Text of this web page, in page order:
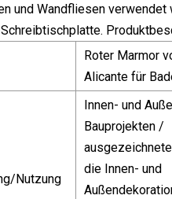
und Wandfliesen verwendet
Roter Marmor
Alicante für
Nutzung
Innen- und
Bauprojekten /
die Innen- und